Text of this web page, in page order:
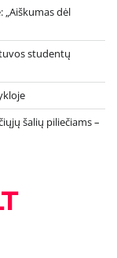
dėl
studentų
šalių piliečiams –